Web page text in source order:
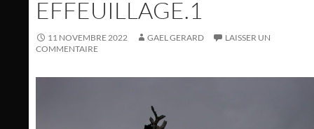
EFFEUILLAGE.1
11 NOVEMBRE 2022 GAEL GERARD
LAISSER UN
COMMENTAIRE